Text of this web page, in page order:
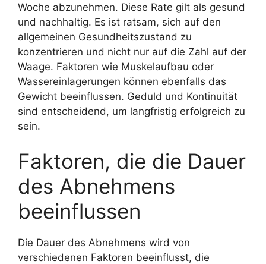
Woche abzunehmen. Diese Rate gilt als gesund
und nachhaltig. Es ist ratsam, sich auf den
allgemeinen Gesundheitszustand zu
konzentrieren und nicht nur auf die Zahl auf der
Waage. Faktoren wie Muskelaufbau oder
Wassereinlagerungen können ebenfalls das
Gewicht beeinflussen. Geduld und Kontinuität
sind entscheidend, um langfristig erfolgreich zu
sein.
Faktoren, die die Dauer
des Abnehmens
beeinflussen
Die Dauer des Abnehmens wird von
verschiedenen Faktoren beeinflusst, die